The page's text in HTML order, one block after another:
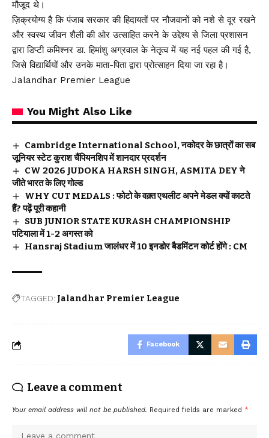
मौजूद थे।
ज़िक्रयोग्य है कि पंजाब सरकार की हिदायतों पर नौजवानों को नशे से दूर रखने
और स्वस्थ जीवन शैली की ओर उत्साहित करने के उद्देश्य से जिला प्रशासन
द्वारा डिप्टी कमिश्नर डा. हिमांशु अग्रवाल के नेतृत्व में यह नई पहल की गई है,
जिसे विद्यार्थियों और उनके माता-पिता द्वारा प्रोत्साहन दिया जा रहा है।
Jalandhar Premier League
You Might Also Like
Cambridge International School, नकोदर के छात्रों का सब
जूनियर स्टेट कुराश चैंपियनशिप में शानदार प्रदर्शन
CW 2026 JUDOKA HARSH SINGH, ASMITA DEY ने
जीते भारत के लिए गोल्ड
WHY CUT MEDALS : फोटो के वक़्त एथलीट अपने मेडल क्यों काटते
हैं? पढ़ें पूरी कहानी
SUB JUNIOR STATE KURASH CHAMPIONSHIP
पटियाला में 1-2 अगस्त को
Hansraj Stadium जालंधर में 10 इनडोर बैडमिंटन कोर्ट होंगे : CM
TAGGED: Jalandhar Premier League
Facebook
Leave a comment
Your email address will not be published. Required fields are marked *